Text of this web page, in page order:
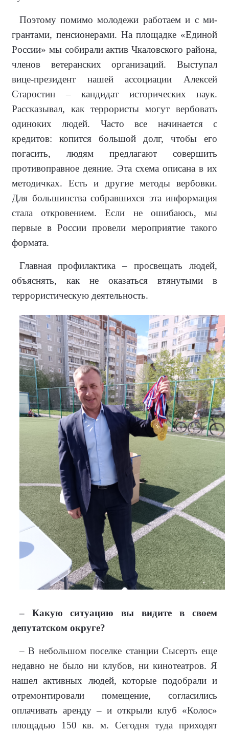
Поэтому по­мимо молодежи работаем и с ми­
грантами, пен­сионерами. На площадке «Еди­ной
России» мы собирали актив Чкаловского района,
членов ветеранских организаций. Вы­ступал
вице-президент нашей ассоци­ации Алексей
Старостин – кандидат исторических наук.
Рассказывал, как террористы могут вербовать
одино­ких людей. Часто все начинается с
кредитов: копится большой долг, что­бы его
погасить, людям предлагают совершить
противоправное деяние. Эта схема описана в их
методичках. Есть и другие методы вербовки.
Для большинства собравшихся эта инфор­мация
стала откровением. Если не ошибаюсь, мы
первые в России про­вели мероприятие такого
формата.
Главная профилактика – просве­щать людей,
объяснять, как не ока­заться втянутыми в
террористиче­скую деятельность.
– Какую ситуацию вы видите в своем
депутатском округе?
– В небольшом поселке станции Сысерть еще
недавно не было ни клубов, ни кинотеатров. Я
нашел ак­тивных людей, которые подобрали и
отремонтировали помещение, согла­сились
оплачивать аренду – и откры­ли клуб «Колос»
площадью 150 кв. м. Сегодня туда приходят